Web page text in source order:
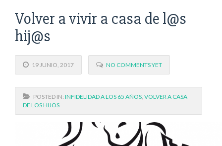
Volver a vivir a casa de l@s
hij@s
19 JUNIO, 2017 NO COMMENTS YET
POSTED IN: INFIDELIDAD A LOS 65 AÑOS VOLVER A CASA
DE LOS HIJOS